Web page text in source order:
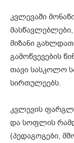
კვლევაში
მიზანი
გამოწვევების
თავი სასკოლო
სირთულეებს.
კვლევის
და სოფლის
(პედაგოგები,